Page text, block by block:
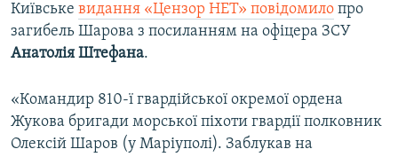
Київське видання «Цензор НЕТ» повідомило про
загибель Шарова з посиланням на офіцера ЗСУ
Анатолія Штефана.
«Командир 810-ї гвардійської окремої ордена
Жукова бригади морської піхоти гвардії полковник
Олексій Шаров (у Маріуполі). Заблукав на